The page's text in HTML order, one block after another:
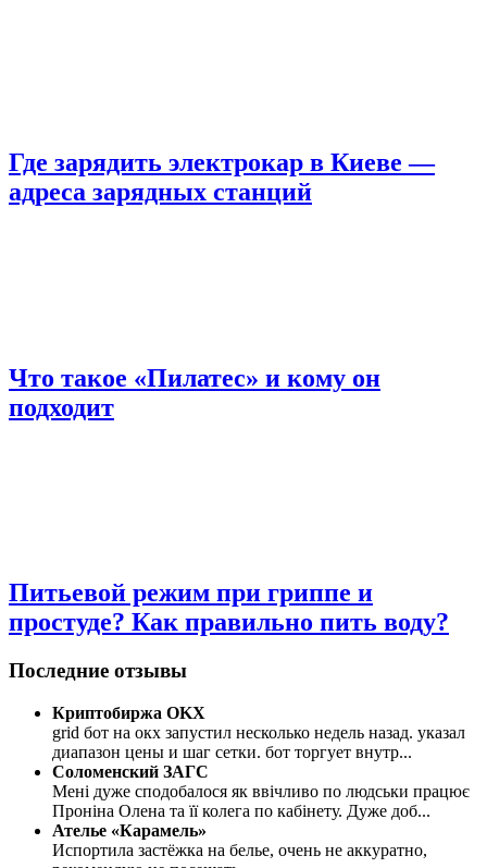
Где зарядить электрокар в Киеве —
адреса зарядных станций
Что такое «Пилатес» и кому он
подходит
Питьевой режим при гриппе и
простуде? Как правильно пить воду?
Последние отзывы
Криптобиржа OKX
grid бот на окх запустил несколько недель назад. указал
диапазон цены и шаг сетки. бот торгует внутр...
Соломенский ЗАГС
Мені дуже сподобалося як ввічливо по людськи працює
Проніна Олена та її колега по кабінету. Дуже доб...
Ателье «Карамель»
Испортила застёжка на белье, очень не аккуратно,